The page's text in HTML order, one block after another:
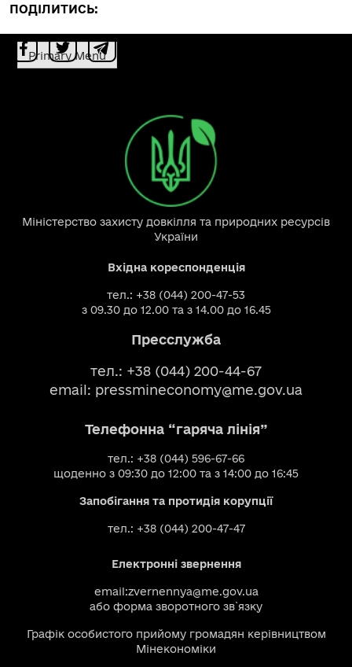
ПОДІЛИТИСЬ:
Primary Menu
Міністерство захисту довкілля та природних ресурсів
України
Вхідна кореспонденція
тел.: +38 (044) 200-47-53
з 09.30 до 12.00 та з 14.00 до 16.45
Пресслужба
тел.: +38 (044) 200-44-67
email: pressmineconomy@me.gov.ua
Телефонна “гаряча лінія”
тел.: +38 (044) 596-67-66
щоденно з 09:30 до 12:00 та з 14:00 до 16:45
Запобігання та протидія корупції
тел.: +38 (044) 200-47-47
Електронні звернення
email:zvernennya@me.gov.ua
або форма зворотного зв`язку
Графік особистого прийому громадян керівництвом
Мінекономіки